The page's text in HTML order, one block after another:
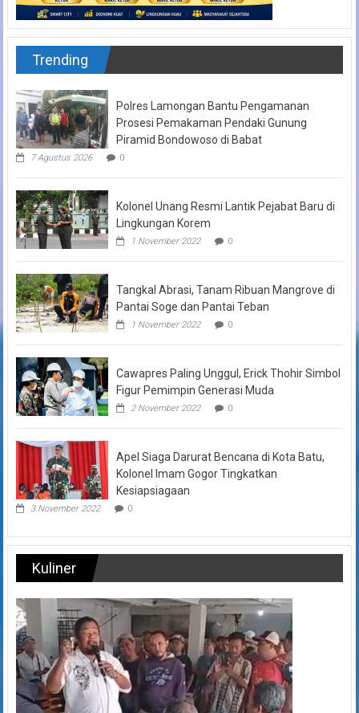
Trending
Polres Lamongan Bantu Pengamanan
Prosesi Pemakaman Pendaki Gunung
Piramid Bondowoso di Babat
7 Agustus 2026 0
Kolonel Unang Resmi Lantik Pejabat Baru di
Lingkungan Korem
1 November 2022 0
Tangkal Abrasi, Tanam Ribuan Mangrove di
Pantai Soge dan Pantai Teban
1 November 2022 0
Cawapres Paling Unggul, Erick Thohir Simbol
Figur Pemimpin Generasi Muda
2 November 2022 0
Apel Siaga Darurat Bencana di Kota Batu,
Kolonel Imam Gogor Tingkatkan
Kesiapsiagaan
3 November 2022 0
Kuliner